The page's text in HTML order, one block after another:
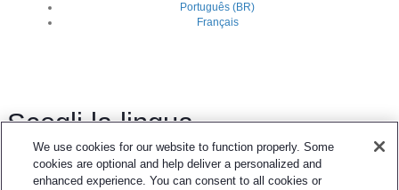
Português (BR)
Français
Scegli la lingua
English
We use cookies for our website to function properly. Some
cookies are optional and help deliver a personalized and
enhanced experience. You can consent to all cookies or